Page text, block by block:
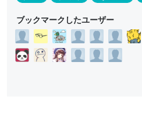
ブックマークしたユーザー